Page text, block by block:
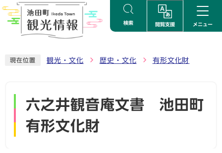
ページの先頭です
検索 閲覧支援 メニュー
現在位置 観光・文化 歴史・文化 有形文化財
六之井観音庵文書 池田町
有形文化財